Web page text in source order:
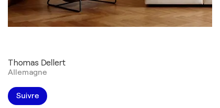
Thomas Dellert
Allemagne
Suivre